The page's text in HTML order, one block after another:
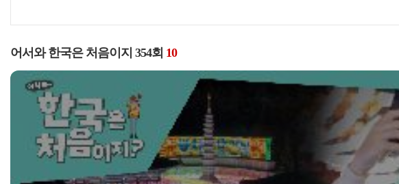
어서와 한국은 처음이지 354회 10